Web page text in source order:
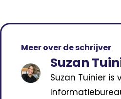
Meer over de schrijver
Suzan
Suzan Tuinier